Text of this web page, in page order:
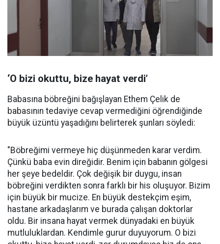
‘O bizi okuttu, bize hayat verdi’
Babasına böbreğini bağışlayan Ethem Çelik de
babasının tedaviye cevap vermediğini öğrendiğinde
büyük üzüntü yaşadığını belirterek şunları söyledi:
"Böbreğimi vermeye hiç düşünmeden karar verdim.
Çünkü baba evin direğidir. Benim için babanın gölgesi
her şeye bedeldir. Çok değişik bir duygu, insan
böbreğini verdikten sonra farklı bir his oluşuyor. Bizim
için büyük bir mucize. En büyük destekçim eşim,
hastane arkadaşlarım ve burada çalışan doktorlar
oldu. Bir insana hayat vermek dünyadaki en büyük
mutluluklardan. Kendimle gurur duyuyorum. O bizi